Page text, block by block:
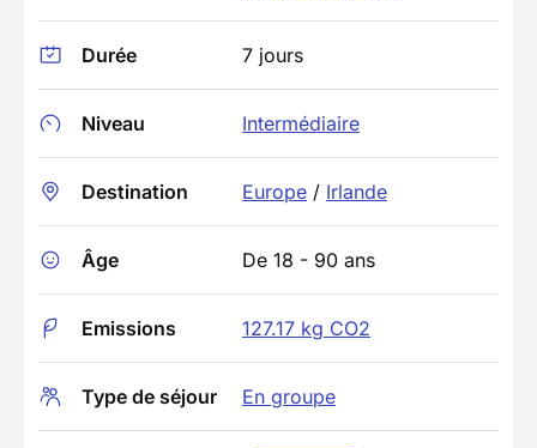
Durée 7 jours
Niveau Intermédiaire
Destination Europe / Irlande
Âge De 18 - 90 ans
Emissions 127.17 kg CO2
Type de séjour En groupe